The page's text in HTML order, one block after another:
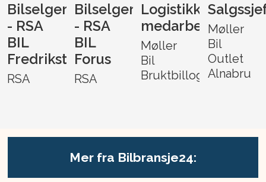
Bilselger
- RSA
BIL
Fredrikstad
RSA
Bilselger
- RSA
BIL
Forus
RSA
Logistikk-
medarbeider
Møller
Bil
Bruktbillogistikk
Møller
Bil
Outlet
Alnabru
Mer fra Bilbransje24: